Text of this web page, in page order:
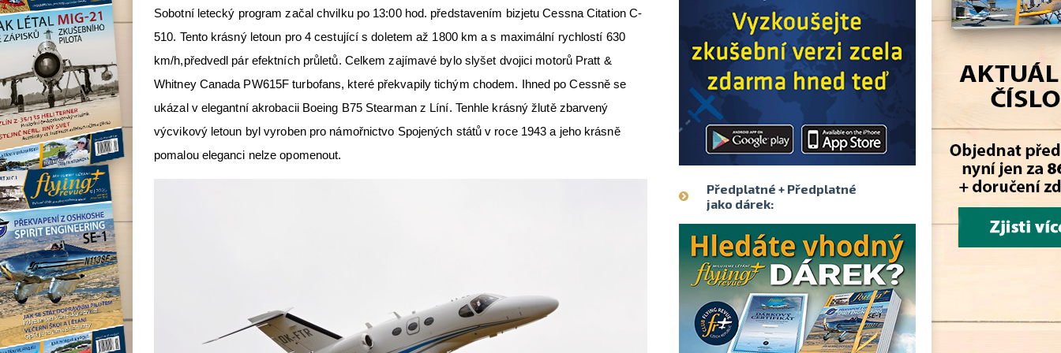
Sobotní letecký program začal chvilku po 13:00 hod. představením bizjetu Cessna Citation C-
510. Tento krásný letoun pro 4 cestující s doletem až 1800 km a s maximální rychlostí 630
km/h,předvedl pár efektních průletů. Celkem zajímavé bylo slyšet dvojici motorů Pratt &
Whitney Canada PW615F turbofans, které překvapily tichým chodem. Ihned po Cessně se
ukázal v elegantní akrobacii Boeing B75 Stearman z Líní. Tenhle krásný žlutě zbarvený
výcvikový letoun byl vyroben pro námořnictvo Spojených států v roce 1943 a jeho krásně
pomalou eleganci nelze opomenout.
Předplatné + Předplatné
jako dárek: